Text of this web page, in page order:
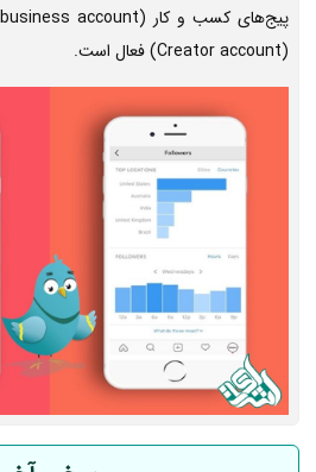
(Creator account) فعال است.